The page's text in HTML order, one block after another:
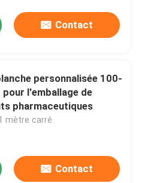
Contact
personnalisée 100-
pour l'emballage de
pharmaceutiques
mètre carré
Contact